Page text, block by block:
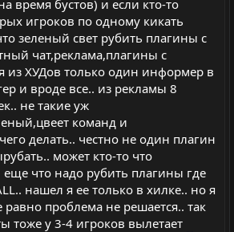
время бустов) и если кто-то
игроков по одному кикать
зеленый свет рубить плагины с
чат,реклама,плагины с
из ХУДов только один информер в
и вроде все.. из рекламы 8
не такие уж
команд и
делать.. честно не один плагин
может кто-то что
еще что надо рубить плагины где
нашел я ее только в хилке.. но я
проблема не решается.. так
тоже у 3-4 игроков вылетает